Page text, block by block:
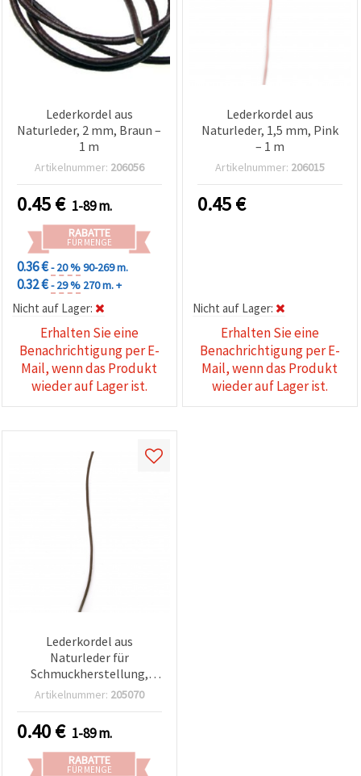
Lederkordel aus
Naturleder, 2 mm, Braun –
1 m
Artikelnummer: 206056
0.45€ 1-89 m.
RABATTE
FÜR MENGE
0.36 €- 20 %90-269 m.
0.32 €- 29 % 270 m. +
Nicht auf Lager:
Erhalten Sie eine
Benachrichtigung per E-
Mail, wenn das Produkt
wieder auf Lager ist.
Lederkordel aus
Naturleder, 1,5 mm, Pink
– 1 m
Artikelnummer: 206015
0.45€
Nicht auf Lager:
Erhalten Sie eine
Benachrichtigung per E-
Mail, wenn das Produkt
wieder auf Lager ist.
Lederkordel aus
Naturleder für
Schmuckherstellung,
Basteln & DIY, 1,5 mm,
Artikelnummer: 205070
0.40€ 1-89 m.
RABATTE
FÜR MENGE